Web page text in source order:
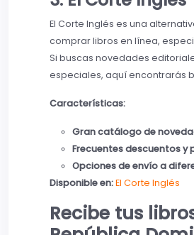
El Corte Inglés es una
comprar libros en línea,
Si buscas novedades
especiales, aquí encontrarás
Características:
Gran catálogo de
Frecuentes descuentos y
Opciones de envío a
Disponible en:El Corte Inglés
Recibe tus